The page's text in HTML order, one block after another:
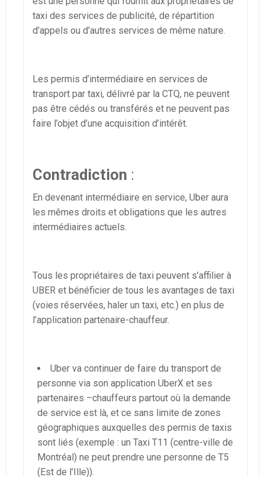
taxi des services de publicité, de répartition
d’appels ou d’autres services de même nature.
Les permis d’intermédiaire en services de
transport par taxi, délivré par la CTQ, ne peuvent
pas être cédés ou transférés et ne peuvent pas
faire l’objet d’une acquisition d’intérêt.
Contradiction :
En devenant intermédiaire en service, Uber aura
les mêmes droits et obligations que les autres
intermédiaires actuels.
Tous les propriétaires de taxi peuvent s’affilier à
UBER et bénéficier de tous les avantages de taxi
(voies réservées, haler un taxi, etc.) en plus de
l’application partenaire-chauffeur.
Uber va continuer de faire du transport de
personne via son application UberX et ses
partenaires –chauffeurs partout où la demande
de service est là, et ce sans limite de zones
géographiques auxquelles des permis de taxis
sont liés (exemple : un Taxi T11 (centre-ville de
Montréal) ne peut prendre une personne de T5
(Est de l’Ille)).